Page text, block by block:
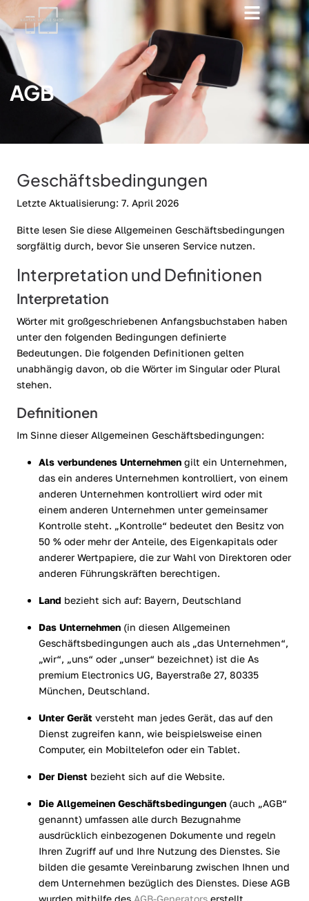
AGB
Geschäftsbedingungen
Letzte Aktualisierung: 7. April 2026
Bitte lesen Sie diese Allgemeinen Geschäftsbedingungen
sorgfältig durch, bevor Sie unseren Service nutzen.
Interpretation und Definitionen
Interpretation
Wörter mit großgeschriebenen Anfangsbuchstaben haben
unter den folgenden Bedingungen definierte
Bedeutungen. Die folgenden Definitionen gelten
unabhängig davon, ob die Wörter im Singular oder Plural
stehen.
Definitionen
Im Sinne dieser Allgemeinen Geschäftsbedingungen:
Als verbundenes Unternehmen gilt ein Unternehmen,
das ein anderes Unternehmen kontrolliert, von einem
anderen Unternehmen kontrolliert wird oder mit
einem anderen Unternehmen unter gemeinsamer
Kontrolle steht. „Kontrolle“ bedeutet den Besitz von
50 % oder mehr der Anteile, des Eigenkapitals oder
anderer Wertpapiere, die zur Wahl von Direktoren oder
anderen Führungskräften berechtigen.
Land bezieht sich auf: Bayern, Deutschland
Das Unternehmen (in diesen Allgemeinen
Geschäftsbedingungen auch als „das Unternehmen“,
„wir“, „uns“ oder „unser“ bezeichnet) ist die As
premium Electronics UG, Bayerstraße 27, 80335
München, Deutschland.
Unter Gerät versteht man jedes Gerät, das auf den
Dienst zugreifen kann, wie beispielsweise einen
Computer, ein Mobiltelefon oder ein Tablet.
Der Dienst bezieht sich auf die Website.
Die Allgemeinen Geschäftsbedingungen (auch „AGB“
genannt) umfassen alle durch Bezugnahme
ausdrücklich einbezogenen Dokumente und regeln
Ihren Zugriff auf und Ihre Nutzung des Dienstes. Sie
bilden die gesamte Vereinbarung zwischen Ihnen und
dem Unternehmen bezüglich des Dienstes. Diese AGB
wurden mithilfe des AGB-Generators erstellt .